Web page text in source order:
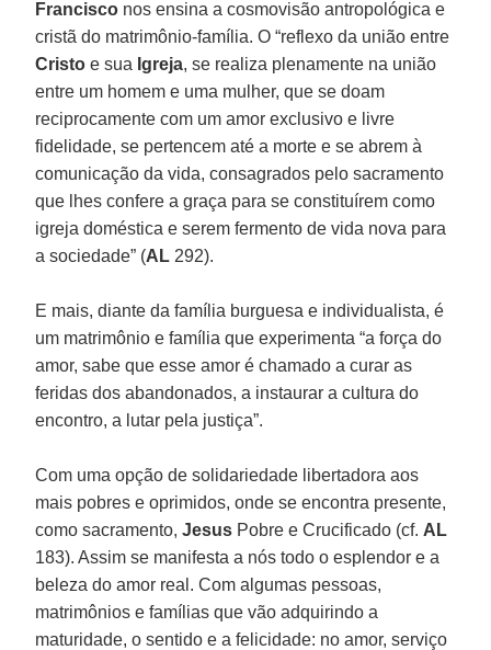
Francisco nos ensina a cosmovisão antropológica e
cristã do matrimônio-família. O “reflexo da união entre
Cristo e sua Igreja, se realiza plenamente na união
entre um homem e uma mulher, que se doam
reciprocamente com um amor exclusivo e livre
fidelidade, se pertencem até a morte e se abrem à
comunicação da vida, consagrados pelo sacramento
que lhes confere a graça para se constituírem como
igreja doméstica e serem fermento de vida nova para
a sociedade” (AL 292).
E mais, diante da família burguesa e individualista, é
um matrimônio e família que experimenta “a força do
amor, sabe que esse amor é chamado a curar as
feridas dos abandonados, a instaurar a cultura do
encontro, a lutar pela justiça”.
Com uma opção de solidariedade libertadora aos
mais pobres e oprimidos, onde se encontra presente,
como sacramento,Jesus Pobre e Crucificado (cf. AL
183). Assim se manifesta a nós todo o esplendor e a
beleza do amor real. Com algumas pessoas,
matrimônios e famílias que vão adquirindo a
maturidade, o sentido e a felicidade: no amor, serviço